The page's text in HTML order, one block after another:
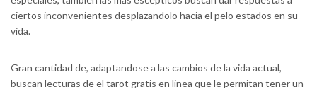
ciertos inconvenientes desplazandolo hacia el pelo estados en su
vida.
Gran cantidad de, adaptandose a las cambios de la vida actual,
buscan lecturas de el tarot gratis en linea que le permitan tener un